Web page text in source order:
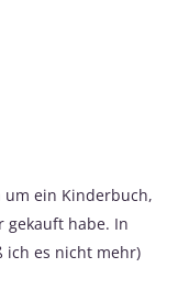
um ein Kinderbuch,
gekauft habe. In
ich es nicht mehr)